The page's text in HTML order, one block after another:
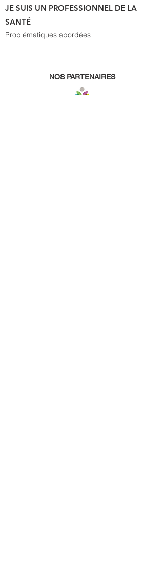
JE SUIS UN PROFESSIONNEL DE LA
SANTÉ
Problématiques abordées
NOS PARTENAIRES